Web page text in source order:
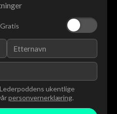
ukentlige
personvernerklæring.